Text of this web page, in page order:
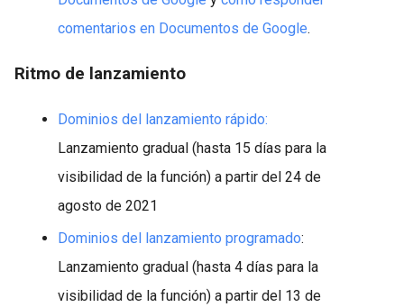
comentarios en Documentos de Google.
Ritmo de lanzamiento
Dominios del lanzamiento rápido:
Lanzamiento gradual (hasta 15 días para la
visibilidad de la función) a partir del 24 de
agosto de 2021
Dominios del lanzamiento programado:
Lanzamiento gradual (hasta 4 días para la
visibilidad de la función) a partir del 13 de